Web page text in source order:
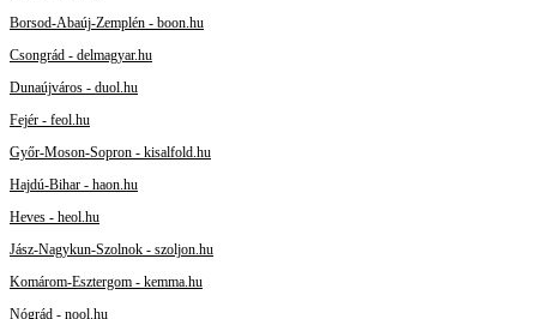
Borsod-Abaúj-Zemplén - boon.hu
Csongrád - delmagyar.hu
Dunaújváros - duol.hu
Fejér - feol.hu
Győr-Moson-Sopron - kisalfold.hu
Hajdú-Bihar - haon.hu
Heves - heol.hu
Jász-Nagykun-Szolnok - szoljon.hu
Komárom-Esztergom - kemma.hu
Nógrád - nool.hu